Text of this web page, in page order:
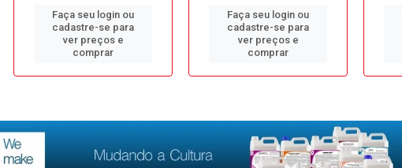
Faça seu login ou
cadastre-se para
ver preços e
comprar
Faça seu login ou
cadastre-se para
ver preços e
comprar